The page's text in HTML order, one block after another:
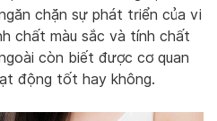
chặn sự phát triển của vi
chất màu sắc và tính chất
còn biết được cơ quan
động tốt hay không.